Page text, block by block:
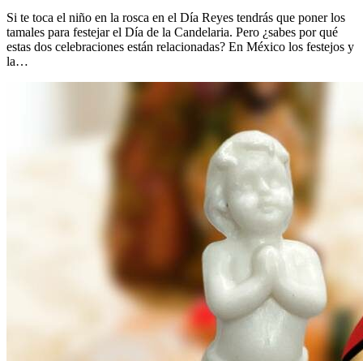
Si te toca el niño en la rosca en el Día Reyes tendrás que poner los
tamales para festejar el Día de la Candelaria. Pero ¿sabes por qué
estas dos celebraciones están relacionadas? En México los festejos y
la…